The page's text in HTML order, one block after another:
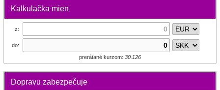
Kalkulačka mien
z:
do:
prerátané kurzom: 30.126
Dopravu zabezpečuje